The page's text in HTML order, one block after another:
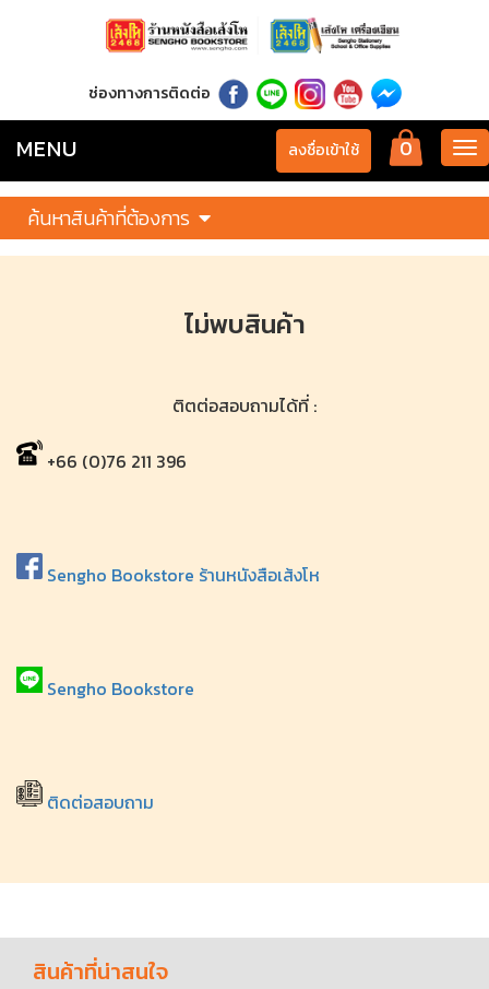
ช่องทางการติดต่อ
0
ลงชื่อเข้าใช้
MENU
ค้นหาสินค้าที่ต้องการ
ไม่พบสินค้า
ติตต่อสอบถามได้ที่ :
+66 (0)76 211 396
Sengho Bookstore ร้านหนังสือเส้งโห
Sengho Bookstore
ติดต่อสอบถาม
สินค้าที่น่าสนใจ